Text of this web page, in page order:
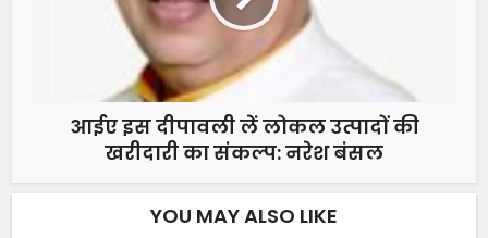
आईए इस दीपावली लें लोकल उत्पादों की
खरीदारी का संकल्प: नरेश बंसल
YOU MAY ALSO LIKE